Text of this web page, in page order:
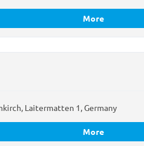
More
Laitermatten 1, Germany
More